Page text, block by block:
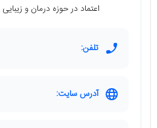
اعتماد در حوزه درمان و
تلفن:
آدرس سایت: